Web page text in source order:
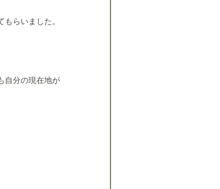
らいました。
自分の現在地が